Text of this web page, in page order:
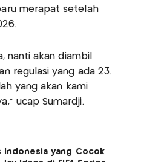
merapat setelah
nanti akan diambil
regulasi yang ada 23.
yang akan kami
ucap Sumardji.
Indonesia yang Cocok